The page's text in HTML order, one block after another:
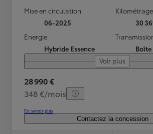
Mise en circulation
06-2025
Kilométrage
30
Energie
Hybride Essence
Voir plus
28 990 €
348 €/mois
En savoir plus
Contactez la concession